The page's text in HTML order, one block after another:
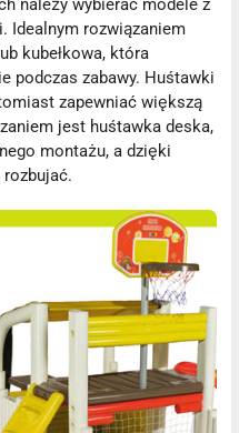
należy wybierać modele z
Idealnym rozwiązaniem
kubełkowa, która
podczas zabawy. Huśtawki
zapewniać większą
jest huśtawka deska,
montażu, a dzięki
rozbujać.